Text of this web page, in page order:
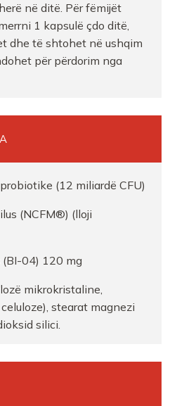
në ditë. Për fëmijët
1 kapsulë çdo ditë,
dhe të shtohet në ushqim
për përdorim nga
(12 miliardë CFU)
(NCFM®) (lloji
04) 120 mg
mikrokristaline,
stearat magnezi
silici.